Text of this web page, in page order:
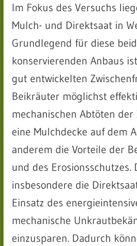
Im Fokus des Versuchs
Mulch- und Direktsaat in
Grundlegend für diese
konservierenden Anbaus
gut entwickelten
Beikräuter möglichst
mechanischen Abtöten
eine Mulchdecke auf dem
anderem die Vorteile der
und des Erosionsschutzes.
insbesondere die
Einsatz des
mechanische
einzusparen. Dadurch